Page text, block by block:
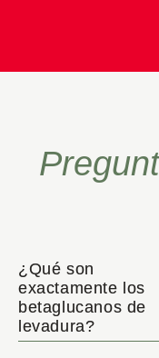
¿Qué son
exactamente los
betaglucanos de
levadura?